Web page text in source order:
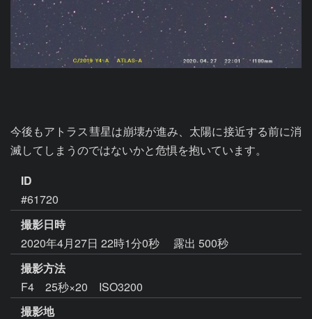
今後もアトラス彗星は崩壊が進み、太陽に接近する前に消
滅してしまうのではないかと危惧を抱いています。
ID
#61720
撮影日時
2020年4月27日 22時1分0秒
露出 500秒
撮影方法
F4 25秒×20 ISO3200
撮影地